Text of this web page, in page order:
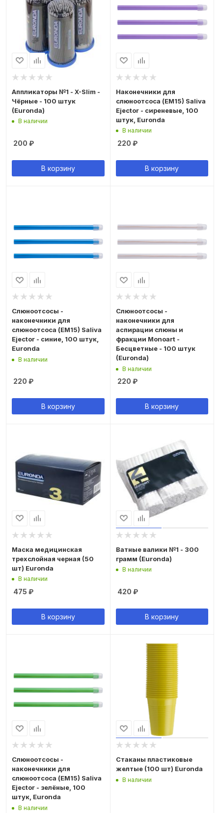
Аппликаторы №1 - X-Slim -
Чёрные - 100 штук
(Euronda)
В наличии
200 ₽
В корзину
Наконечники для
слюноотсоса (ЕМ15) Saliva
Ejector - сиреневые, 100
штук, Euronda
В наличии
220 ₽
В корзину
Слюноотсосы -
наконечники для
слюноотсоса (ЕМ15) Saliva
Ejector - синие, 100 штук,
Euronda
В наличии
220 ₽
В корзину
Слюноотсосы -
наконечники для
аспирации слюны и
фракции Monoart -
Бесцветные - 100 штук
(Euronda)
В наличии
220 ₽
В корзину
Маска медицинская
трехслойная черная (50
шт) Euronda
В наличии
475 ₽
В корзину
Ватные валики №1 - 300
грамм (Euronda)
В наличии
420 ₽
В корзину
Слюноотсосы -
наконечники для
слюноотсоса (ЕМ15) Saliva
Ejector - зелёные, 100
штук, Euronda
В наличии
Стаканы пластиковые
желтые (100 шт) Euronda
В наличии